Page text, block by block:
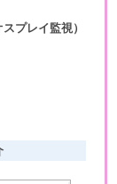
プレイ監視）